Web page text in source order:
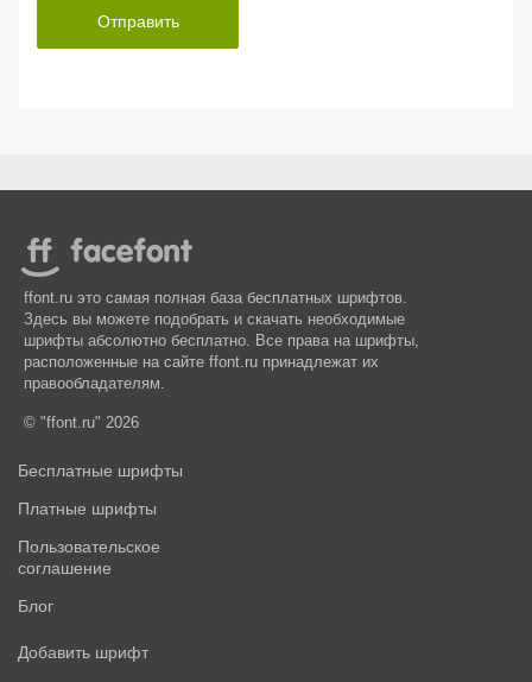
Отправить
ffont.ru это самая полная база бесплатных шрифтов.
Здесь вы можете подобрать и скачать необходимые
шрифты абсолютно бесплатно. Все права на шрифты,
расположенные на сайте ffont.ru принадлежат их
правообладателям.
© "ffont.ru" 2026
Бесплатные шрифты
Платные шрифты
Пользовательское
соглашение
Блог
Добавить шрифт